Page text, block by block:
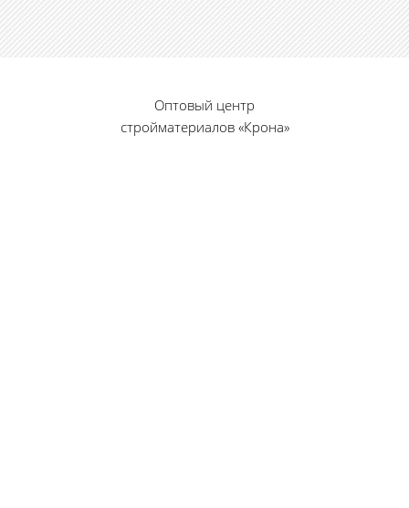
Оптовый центр
стройматериалов «Крона»